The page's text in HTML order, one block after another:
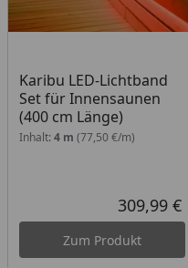
Karibu LED-Lichtband
Set für Innensaunen
(400 cm Länge)
Inhalt: 4 m (77,50 €/m)
309,99 €
Zum Produkt